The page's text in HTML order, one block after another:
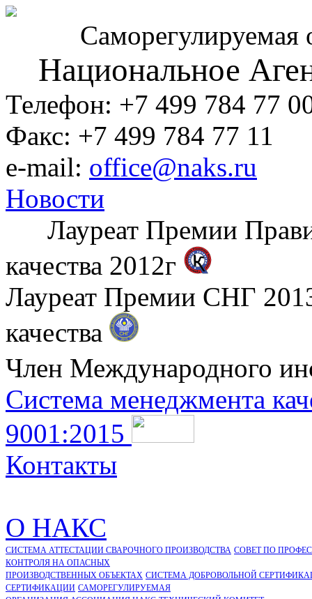
Саморегулируемая
Национальное
Телефон: +7 499 784 77
Факс: +7 499 784 77 11
e-mail: office@naks.ru
Новости
Лауреат Премии
качества 2012г
Лауреат Премии СНГ
качества
Член Международного
Система менеджмента
9001:2015
Контакты
О НАКС
СИСТЕМА АТТЕСТАЦИИ СВАРОЧНОГО ПРОИЗВОДСТВА СОВЕТ ПО
КОНТРОЛЯ НА ОПАСНЫХ
ПРОИЗВОДСТВЕННЫХ ОБЪЕКТАХ СИСТЕМА ДОБРОВОЛЬНОЙ
CЕРТИФИКАЦИИ САМОРЕГУЛИРУЕМАЯ